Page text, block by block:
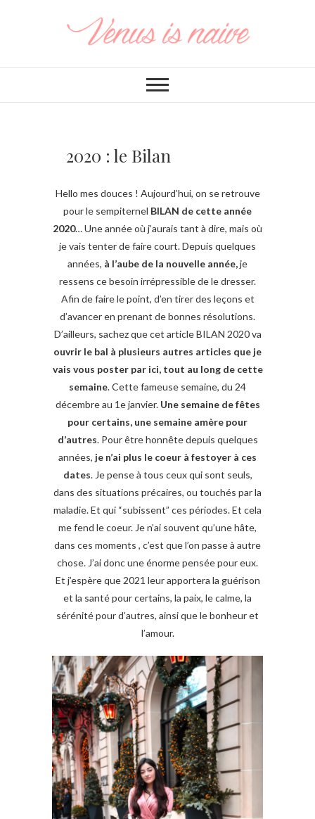
2020 : le Bilan
Hello mes douces ! Aujourd’hui, on se retrouve
pour le sempiternel BILAN de cette année
2020… Une année où j’aurais tant à dire, mais où
je vais tenter de faire court. Depuis quelques
années, à l’aube de la nouvelle année,je
ressens ce besoin irrépressible de le dresser.
Afin de faire le point, d’en tirer des leçons et
d’avancer en prenant de bonnes résolutions.
D’ailleurs, sachez que cet article BILAN 2020 va
ouvrir le bal à plusieurs autres articles que je
vais vous poster par ici, tout au long de cette
semaine. Cette fameuse semaine, du 24
décembre au 1e janvier. Une semaine de fêtes
pour certains, une semaine amère pour
d’autres. Pour être honnête depuis quelques
années, je n’ai plus le coeur à festoyer à ces
dates. Je pense à tous ceux qui sont seuls,
dans des situations précaires, ou touchés par la
maladie. Et qui “subissent” ces périodes. Et cela
me fend le coeur. Je n’ai souvent qu’une hâte,
dans ces moments , c’est que l’on passe à autre
chose. J’ai donc une énorme pensée pour eux.
Et j’espère que 2021 leur apportera la guérison
et la santé pour certains, la paix, le calme, la
sérénité pour d’autres, ainsi que le bonheur et
l’amour.